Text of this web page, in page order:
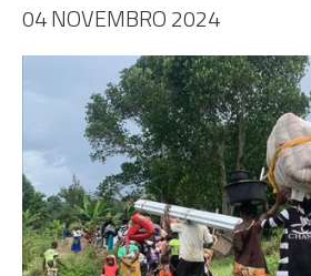
04 NOVEMBRO 2024